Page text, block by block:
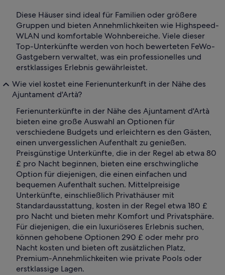
Diese Häuser sind ideal für Familien oder größere
Gruppen und bieten Annehmlichkeiten wie Highspeed-
WLAN und komfortable Wohnbereiche. Viele dieser
Top-Unterkünfte werden von hoch bewerteten FeWo-
Gastgebern verwaltet, was ein professionelles und
erstklassiges Erlebnis gewährleistet.
Wie viel kostet eine Ferienunterkunft in der Nähe des
Ajuntament d'Artà?
Ferienunterkünfte in der Nähe des Ajuntament d'Artà
bieten eine große Auswahl an Optionen für
verschiedene Budgets und erleichtern es den Gästen,
einen unvergesslichen Aufenthalt zu genießen.
Preisgünstige Unterkünfte, die in der Regel ab etwa 80
£ pro Nacht beginnen, bieten eine erschwingliche
Option für diejenigen, die einen einfachen und
bequemen Aufenthalt suchen. Mittelpreisige
Unterkünfte, einschließlich Privathäuser mit
Standardausstattung, kosten in der Regel etwa 180 £
pro Nacht und bieten mehr Komfort und Privatsphäre.
Für diejenigen, die ein luxuriöseres Erlebnis suchen,
können gehobene Optionen 290 £ oder mehr pro
Nacht kosten und bieten oft zusätzlichen Platz,
Premium-Annehmlichkeiten wie private Pools oder
erstklassige Lagen.